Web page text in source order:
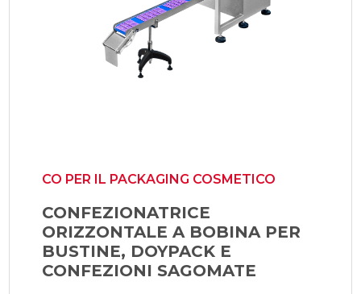
CO PER IL PACKAGING COSMETICO
CONFEZIONATRICE
ORIZZONTALE A BOBINA PER
BUSTINE, DOYPACK E
CONFEZIONI SAGOMATE